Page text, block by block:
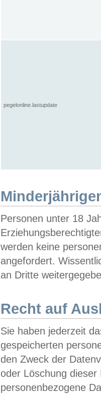
pegelonline.lastupdate
Personen unter 18
werden keine
angefordert.
an Dritte
Recht auf
Sie haben jederzeit
gespeicherten
den Zweck der
oder Löschung
personenbezogene